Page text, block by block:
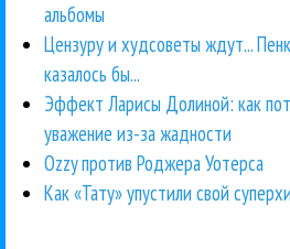
альбомы
Цензуру и худсоветы ждут...
казалось бы...
Эффект Ларисы Долиной: как
уважение из-за жадности
Ozzy против Роджера Уотерса
Как «Тату» упустили свой